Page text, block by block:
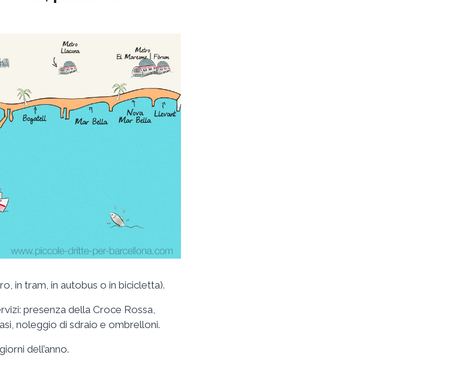
in tram, in autobus o in bicicletta).
presenza della Croce Rossa,
noleggio di sdraio e ombrelloni.
dell’anno.